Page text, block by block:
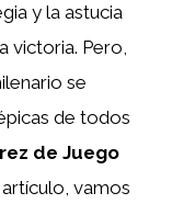
y la astucia
victoria. Pero,
se
de todos
de Juego
vamos